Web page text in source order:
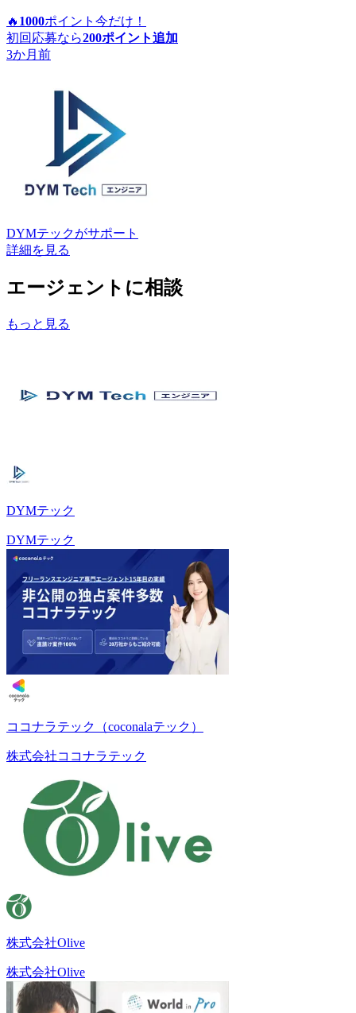
🔥 1000ポイント 今だけ！
初回応募なら200ポイント追加
3か月前
DYMテックがサポート
詳細を見る
エージェントに相談
もっと見る
DYMテック
DYMテック
ココナラテック（coconalaテック）
株式会社ココナラテック
株式会社Olive
株式会社Olive